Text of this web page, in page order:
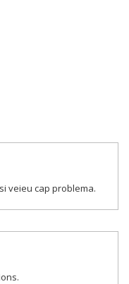
veieu cap problema.